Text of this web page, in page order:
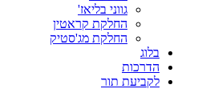
גווני בליאז'
החלקת קראטין
החלקת מג'סטיק
בלוג
הדרכות
לקביעת תור